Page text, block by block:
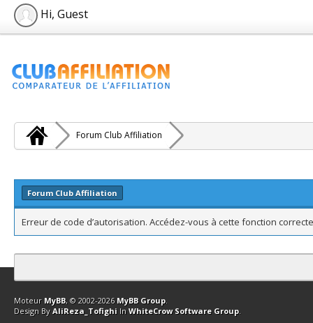
Hi, Guest
Forum Club Affiliation
Forum Club Affiliation
Erreur de code d’autorisation. Accédez-vous à cette fonction
Contact Club Affiliation Retourner en haut Version bas-débit
Moteur MyBB, © 2002-2026 MyBB Group.
Design By AliReza_Tofighi In WhiteCrow Software Group.